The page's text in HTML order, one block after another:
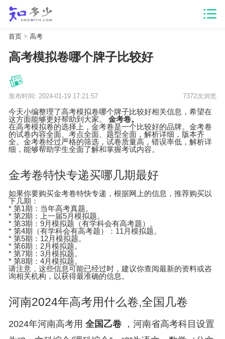
首页> 高考
高考模拟卷哪个牌子比较好
发布时间: 2024-01-19 17:21:57 7372次浏览
今天小编整理了高考模拟卷哪个牌子比较好相关信息，希望在
这方面能够更好帮助到大家。 金考卷。
在高考模拟卷的选择上，金考卷是一个比较好的品牌。金考卷
的试卷内容全面、考点全面、题型全面，解析详细，版本齐
全。金考卷经过严格的筛选，试卷质量高，错误率低，解析详
细，能够帮助学生全面了解和掌握考试内容。
金考卷特快专递买哪几期最好
如果你要购买金考卷特快专递，根据网上的信息，推荐购买以
下几期：
* 第1期：当年高考真题。
* 第2期：上一届5月模拟题。
* 第3期：9月模拟题（有学科会有高考题）。
* 第4期（有学科会有高考题）：11月模拟题。
* 第5期：12月模拟题。
* 第6期：2月模拟题。
* 第7期：3月模拟题。
* 第8期：4月模拟题。
请注意，这些信息可能已经过时，建议你查阅最新的资料或咨
询相关机构，以获得最准确的信息。
河南2024年高考用什么卷,全国几卷
2024年河南高考用 全国乙卷
，河南省高考科目设置